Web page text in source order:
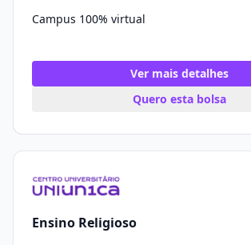
Campus 100% virtual
Ver mais detalhes
Quero esta bolsa
Ensino Religioso